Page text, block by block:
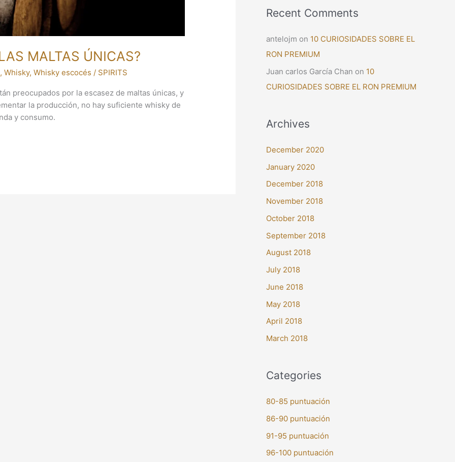
MALTAS ÚNICAS?
,Whisky,Whisky escocés / SPIRITS
preocupados por la escasez de maltas únicas, y
la producción, no hay suficiente whisky de
y consumo.
Recent Comments
antelojm on 10 CURIOSIDADES SOBRE EL
RON PREMIUM
Juan carlos García Chan on 10
CURIOSIDADES SOBRE EL RON PREMIUM
Archives
December 2020
January 2020
December 2018
November 2018
October 2018
September 2018
August 2018
July 2018
June 2018
May 2018
April 2018
March 2018
Categories
80-85 puntuación
86-90 puntuación
91-95 puntuación
96-100 puntuación